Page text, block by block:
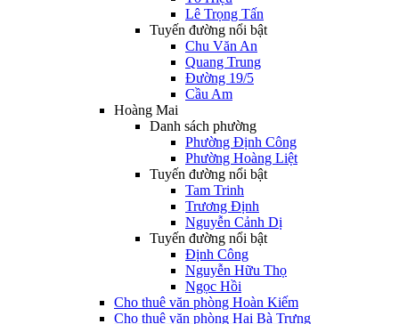
Lê Trọng Tấn
Tuyến đường nổi bật
Chu Văn An
Quang Trung
Đường 19/5
Cầu Am
Hoàng Mai
Danh sách phường
Phường Định Công
Phường Hoàng Liệt
Tuyến đường nổi bật
Tam Trinh
Trương Định
Nguyễn Cảnh Dị
Tuyến đường nổi bật
Định Công
Nguyễn Hữu Thọ
Ngọc Hồi
Cho thuê văn phòng Hoàn Kiếm
Cho thuê văn phòng Hai Bà Trưng